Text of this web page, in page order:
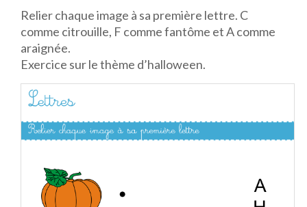
Relier chaque image à sa première lettre. C
comme citrouille, F comme fantôme et A comme
araignée.
Exercice sur le thème d’halloween.